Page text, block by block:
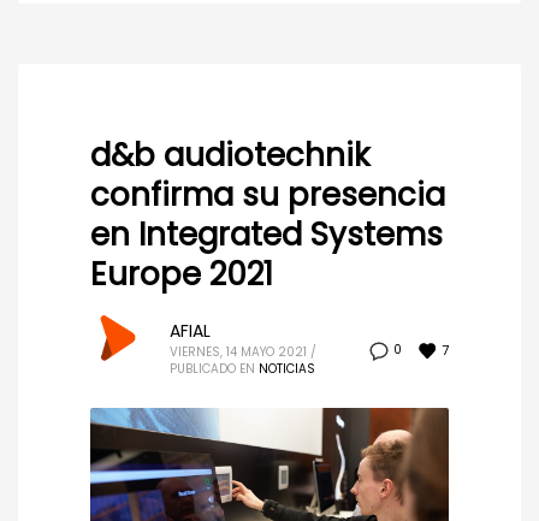
d&b audiotechnik
confirma su presencia
en Integrated Systems
Europe 2021
0 7
AFIAL
VIERNES, 14 MAYO 2021 /
PUBLICADO EN NOTICIAS